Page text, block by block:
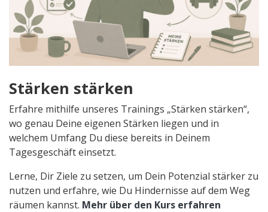
Stärken stärken
Erfahre mithilfe unseres Trainings „Stärken stärken“,
wo genau Deine eigenen Stärken liegen und in
welchem Umfang Du diese bereits in Deinem
Tagesgeschäft einsetzt.
Lerne, Dir Ziele zu setzen, um Dein Potenzial stärker zu
nutzen und erfahre, wie Du Hindernisse auf dem Weg
räumen kannst. Mehr über den Kurs erfahren